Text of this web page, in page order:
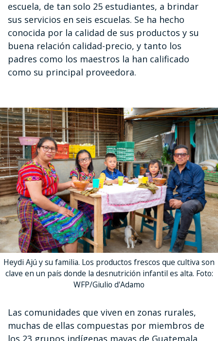
escuela, de tan solo 25 estudiantes, a brindar
sus servicios en seis escuelas. Se ha hecho
conocida por la calidad de sus productos y su
buena relación calidad-precio, y tanto los
padres como los maestros la han calificado
como su principal proveedora.
Heydi Ajú y su familia. Los productos frescos que cultiva son
clave en un país donde la desnutrición infantil es alta. Foto:
WFP/Giulio d'Adamo
Las comunidades que viven en zonas rurales,
muchas de ellas compuestas por miembros de